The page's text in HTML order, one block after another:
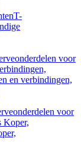
T-
voor
en verbindingen,
voor
Koper,